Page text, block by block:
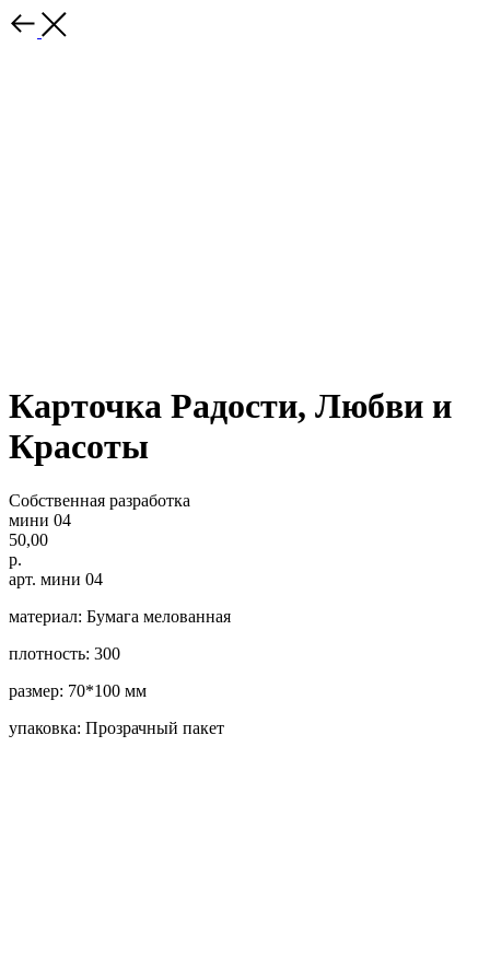
Карточка Радости, Любви и
Красоты
Собственная разработка
мини 04
50,00
р.
арт. мини 04
материал: Бумага мелованная
плотность: 300
размер: 70*100 мм
упаковка: Прозрачный пакет